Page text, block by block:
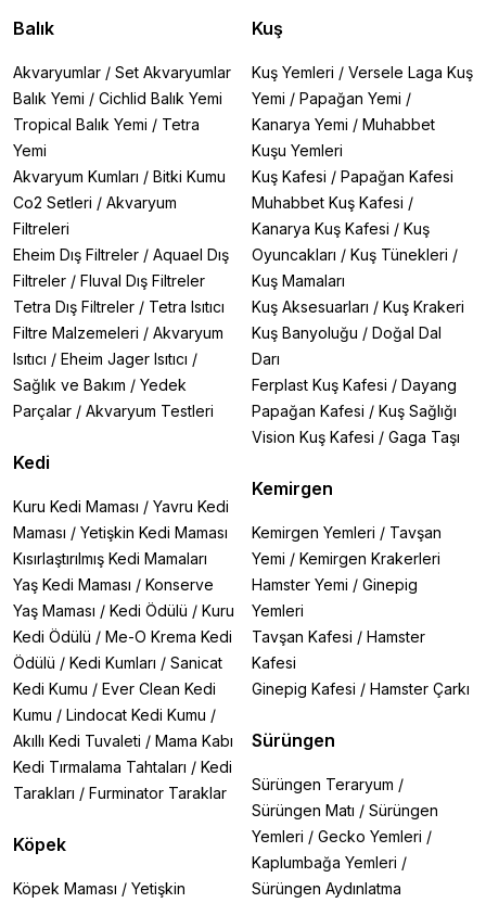
Balık
Akvaryumlar / Set Akvaryumlar
Balık Yemi / Cichlid Balık Yemi
Tropical Balık Yemi / Tetra
Yemi
Akvaryum Kumları / Bitki Kumu
Co2 Setleri / Akvaryum
Filtreleri
Eheim Dış Filtreler / Aquael Dış
Filtreler / Fluval Dış Filtreler
Tetra Dış Filtreler / Tetra Isıtıcı
Filtre Malzemeleri / Akvaryum
Isıtıcı / Eheim Jager Isıtıcı /
Sağlık ve Bakım / Yedek
Parçalar / Akvaryum Testleri
Kedi
Kuru Kedi Maması / Yavru Kedi
Maması / Yetişkin Kedi Maması
Kısırlaştırılmış Kedi Mamaları
Yaş Kedi Maması / Konserve
Yaş Maması / Kedi Ödülü / Kuru
Kedi Ödülü / Me-O Krema Kedi
Ödülü / Kedi Kumları / Sanicat
Kedi Kumu / Ever Clean Kedi
Kumu / Lindocat Kedi Kumu /
Akıllı Kedi Tuvaleti / Mama Kabı
Kedi Tırmalama Tahtaları / Kedi
Tarakları / Furminator Taraklar
Köpek
Köpek Maması / Yetişkin
Kuş
Kuş Yemleri / Versele Laga Kuş
Yemi / Papağan Yemi /
Kanarya Yemi / Muhabbet
Kuşu Yemleri
Kuş Kafesi / Papağan Kafesi
Muhabbet Kuş Kafesi /
Kanarya Kuş Kafesi / Kuş
Oyuncakları / Kuş Tünekleri /
Kuş Mamaları
Kuş Aksesuarları / Kuş Krakeri
Kuş Banyoluğu / Doğal Dal
Darı
Ferplast Kuş Kafesi / Dayang
Papağan Kafesi / Kuş Sağlığı
Vision Kuş Kafesi / Gaga Taşı
Kemirgen
Kemirgen Yemleri / Tavşan
Yemi / Kemirgen Krakerleri
Hamster Yemi / Ginepig
Yemleri
Tavşan Kafesi / Hamster
Kafesi
Ginepig Kafesi / Hamster Çarkı
Sürüngen
Sürüngen Teraryum /
Sürüngen Matı / Sürüngen
Yemleri / Gecko Yemleri /
Kaplumbağa Yemleri /
Sürüngen Aydınlatma